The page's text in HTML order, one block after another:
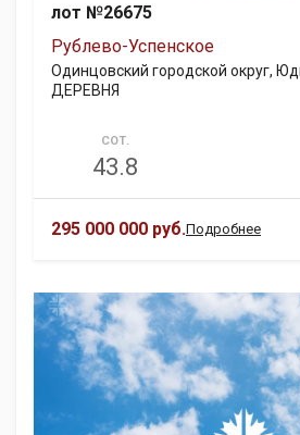
лот №26675
Рублево-Успенское
Одинцовский городской округ,
ДЕРЕВНЯ
СОТ.
43.8
295 000 000 руб.Подробнее